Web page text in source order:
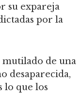
su expareja
por la
mutilado de una
desaparecida,
lo que los